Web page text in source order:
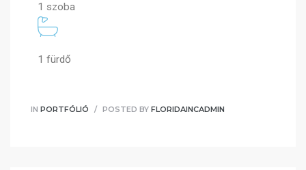
1 szoba
1 fürdő
IN PORTFÓLIÓ POSTED BY FLORIDAINCADMIN